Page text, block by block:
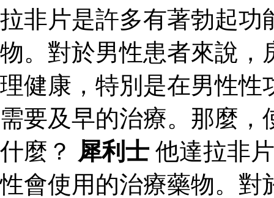
拉非片是許多有著勃起功
物。對於男性患者來說，
理健康，特別是在男性性
需要及早的治療。那麼
什麼？ 犀利士 他達拉非
性會使用的治療藥物。對